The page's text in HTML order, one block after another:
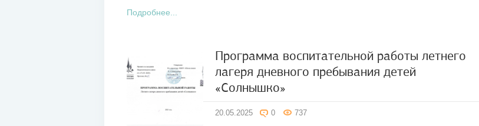
Подробнее...
Программа воспитательной работы летнего
лагеря дневного пребывания детей
«Солнышко»
20.05.2025 0 737